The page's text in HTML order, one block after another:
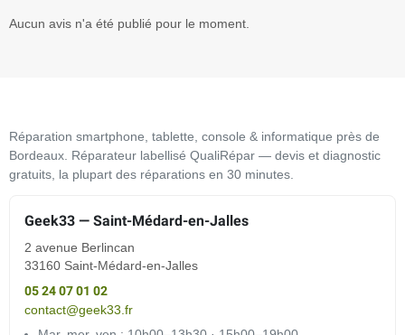
Aucun avis n'a été publié pour le moment.
Réparation smartphone, tablette, console & informatique près de
Bordeaux. Réparateur labellisé QualiRépar — devis et diagnostic
gratuits, la plupart des réparations en 30 minutes.
Geek33 — Saint-Médard-en-Jalles
2 avenue Berlincan
33160 Saint-Médard-en-Jalles
05 24 07 01 02
contact@geek33.fr